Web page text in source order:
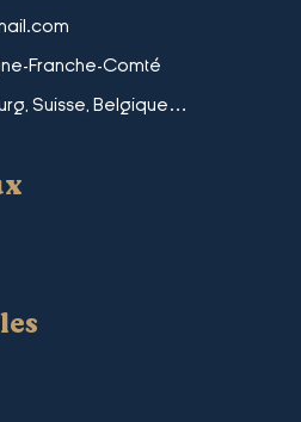
il.com
Franche-Comté
Suisse, Belgique…